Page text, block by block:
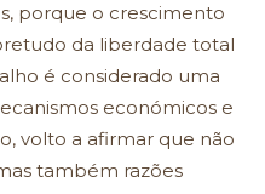
porque o crescimento
da liberdade total
é considerado uma
económicos e
volto a afirmar que não
também razões